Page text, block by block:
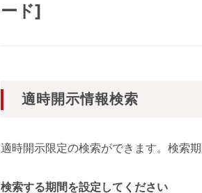
ード]
適時開示情報検索
適時開示限定の検索ができます。検索
検索する期間を設定してください